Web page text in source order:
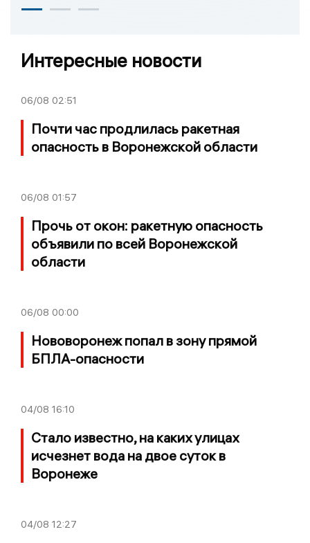
Интересные новости
06/08 02:51
Почти час продлилась ракетная
опасность в Воронежской области
06/08 01:57
Прочь от окон: ракетную опасность
объявили по всей Воронежской
области
06/08 00:00
Нововоронеж попал в зону прямой
БПЛА-опасности
04/08 16:10
Стало известно, на каких улицах
исчезнет вода на двое суток в
Воронеже
04/08 12:27